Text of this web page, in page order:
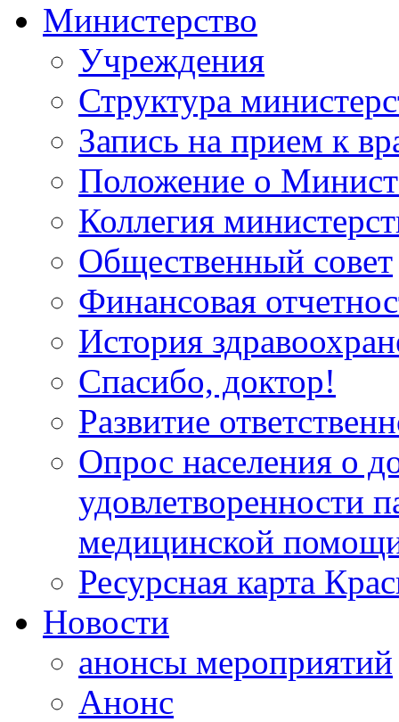
Министерство
Учреждения
Структура
Запись на прием к
Положение о
Коллегия
Общественный совет
Финансовая
История
Спасибо, доктор!
Развитие
Опрос населения о
удовлетворенности
медицинской
Ресурсная карта
Новости
анонсы мероприятий
Анонс